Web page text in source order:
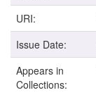
URI:
Issue Date:
Appears in
Collections: